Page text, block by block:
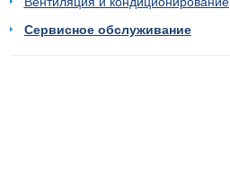
Сервисное обслуживание